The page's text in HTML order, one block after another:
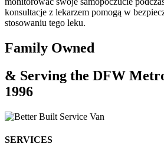
konsultacje z lekarzem pomogą w
stosowaniu tego leku.
Family Owned
& Serving the DFW
1996
SERVICES